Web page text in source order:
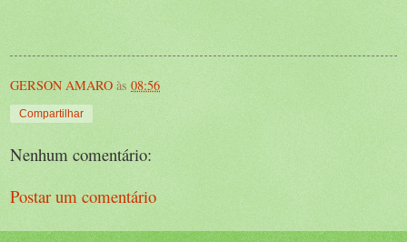
GERSON AMARO às 08:56
Compartilhar
Nenhum comentário:
Postar um comentário